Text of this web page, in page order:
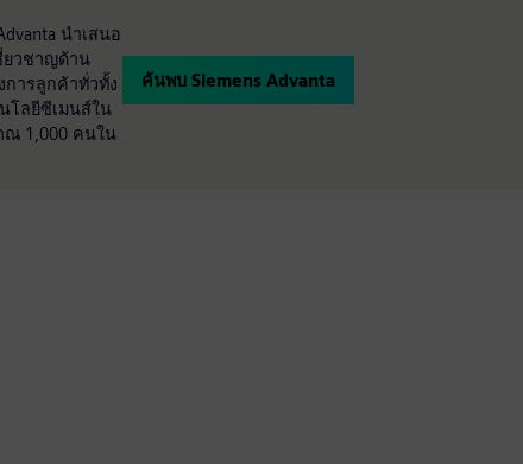
นำเสนอ
ยวชาญด้าน
การลูกค้าทั่วทั้ง
โลยีซีเมนส์ใน
ณ 1,000 คนใน
ค้นพบ Siemens Advanta